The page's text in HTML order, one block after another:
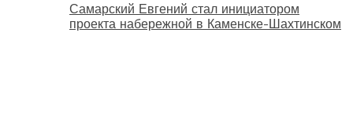
Самарский Евгений стал инициатором
проекта набережной в Каменске-Шахтинском